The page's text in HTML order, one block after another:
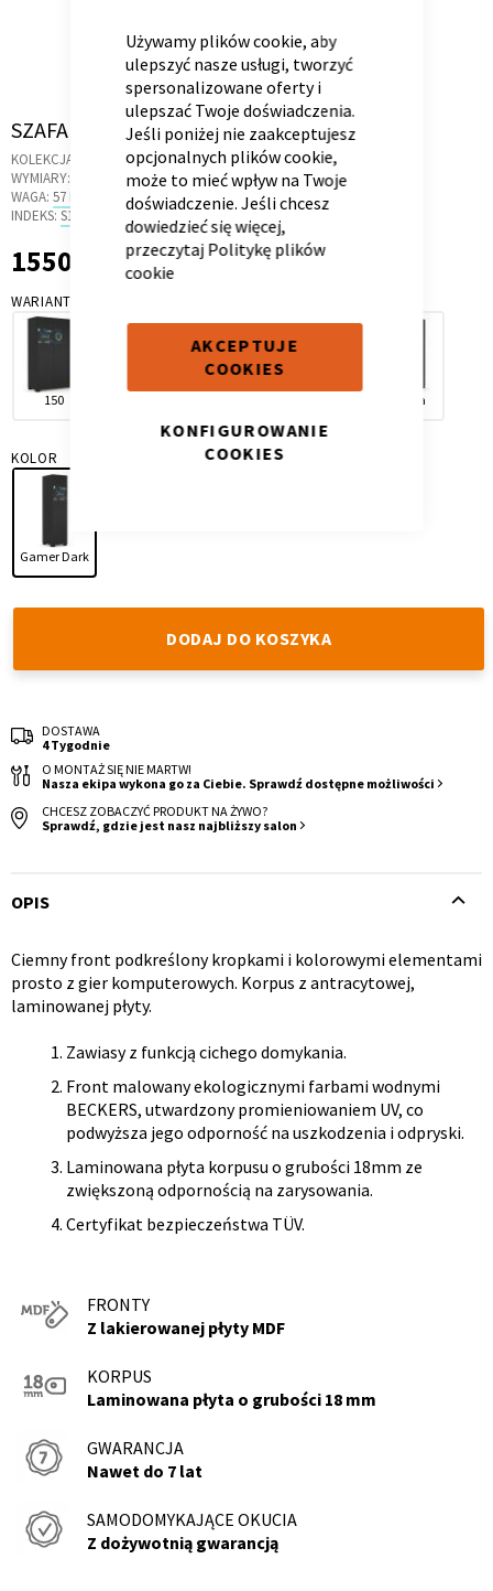
Używamy plików cookie, aby
ulepszyć nasze usługi, tworzyć
spersonalizowane oferty i
ulepszać Twoje doświadczenia.
Jeśli poniżej nie zaakceptujesz
opcjonalnych plików cookie,
może to mieć wpływ na Twoje
doświadczenie. Jeśli chcesz
dowiedzieć się więcej,
przeczytaj Politykę plików
cookie
AKCEPTUJE
COOKIES
KONFIGUROWANIE
COOKIES
Skip
the
beginning
of
images
SZAFA 50 PRAWA GAMER DARK
KOLEKCJA:
GAMER DARK
WYMIARY:
50 X 46.6 X 200 CM
WAGA: 57 KG
INDEKS: S1.2P
1 550,00 zł
1550,00 zł
WARIANT
150 narożna
KOLOR
Gamer Dark
DODAJ DO KOSZYKA
DOSTAWA
4 Tygodnie
O MONTAŻ SIĘ NIE MARTW!
Nasza ekipa wykona go za Ciebie. Sprawdź dostępne możliwości
CHCESZ ZOBACZYĆ PRODUKT NA ŻYWO?
Sprawdź, gdzie jest nasz najbliższy salon
OPIS
Opis
produktu
Ciemny front podkreślony kropkami i kolorowymi elementami
prosto z gier komputerowych. Korpus z antracytowej,
laminowanej płyty.
Zawiasy z funkcją cichego domykania.
Front malowany ekologicznymi farbami wodnymi
BECKERS, utwardzony promieniowaniem UV, co
podwyższa jego odporność na uszkodzenia i odpryski.
Laminowana płyta korpusu o grubości 18mm ze
zwiększoną odpornością na zarysowania.
Certyfikat bezpieczeństwa TÜV.
FRONTY
Z lakierowanej płyty MDF
KORPUS
Laminowana płyta o grubości 18 mm
GWARANCJA
Nawet do 7 lat
SAMODOMYKAJĄCE OKUCIA
Z dożywotnią gwarancją
Kontenerek Półka i szafka wisząca
Toaletka Skrzynia i stolik